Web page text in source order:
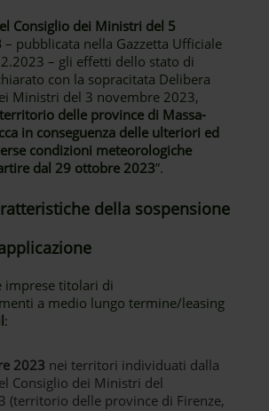
Consiglio dei Ministri del 5
– pubblicata nella Gazzetta Ufficiale
– gli effetti dello stato di
con la sopracitata Delibera
Ministri del 3 novembre 2023,
delle province di Massa-
in conseguenza delle ulteriori ed
condizioni meteorologiche
dal 29 ottobre 2023”.
della sospensione
imprese titolari di
a medio lungo termine/leasing
:
2023 nei territori individuati dalla
Consiglio dei Ministri del
(territorio delle province di Firenze,